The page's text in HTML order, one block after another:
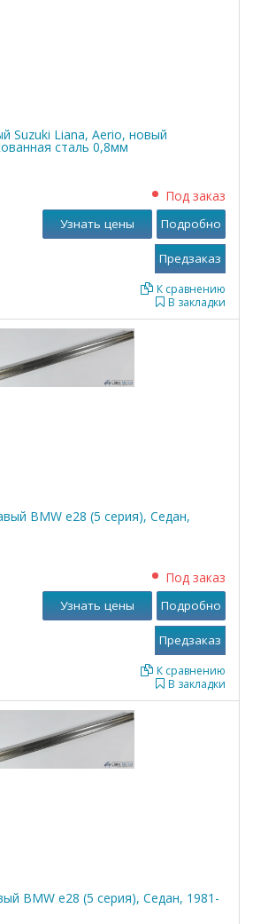
Suzuki Liana, Aerio, новый
сталь 0,8мм
Под заказ
В закладки
К сравнению
Узнать цены Подробно
BMW е28 (5 серия), Седан,
Под заказ
В закладки
К сравнению
Узнать цены Подробно
BMW е28 (5 серия), Седан, 1981-